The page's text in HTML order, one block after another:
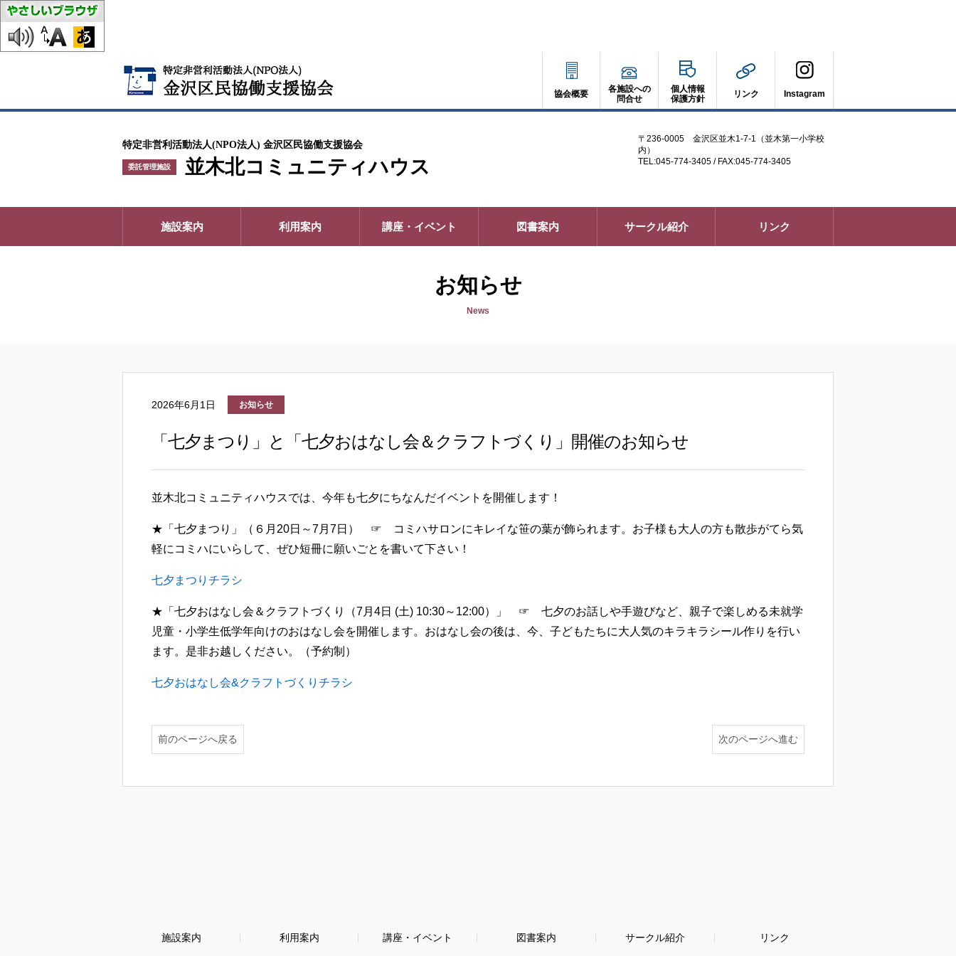
協会概要
各施設への
問合せ
個人情報
保護方針
リンク Instagram
特定非営利活動法人(NPO法人) 金沢区民協働支援協会
委託管理施設 並木北コミュニティハウス
〒236-0005 金沢区並木1-7-1（並木第一小学校
内）
TEL:045-774-3405 / FAX:045-774-3405
施設案内 利用案内 講座・イベント 図書案内 サークル紹介 リンク
お知らせ
News
2026年6月1日 お知らせ
「七夕まつり」と「七夕おはなし会＆クラフトづくり」開催のお知らせ
並木北コミュニティハウスでは、今年も七夕にちなんだイベントを開催します！
★「七夕まつり」（６月20日～7月7日） ☞ コミハサロンにキレイな笹の葉が飾られます。お子様も大人の方も散歩がてら気
軽にコミハにいらして、ぜひ短冊に願いごとを書いて下さい！
七夕まつりチラシ
★「七夕おはなし会＆クラフトづくり（7月4日 (土) 10:30～12:00）」 ☞ 七夕のお話しや手遊びなど、親子で楽しめる未就学
児童・小学生低学年向けのおはなし会を開催します。おはなし会の後は、今、子どもたちに大人気のキラキラシール作りを行い
ます。是非お越しください。（予約制）
七夕おはなし会&クラフトづくりチラシ
前のページへ戻る 次のページへ進む
施設案内 利用案内 講座・イベント 図書案内 サークル紹介 リンク